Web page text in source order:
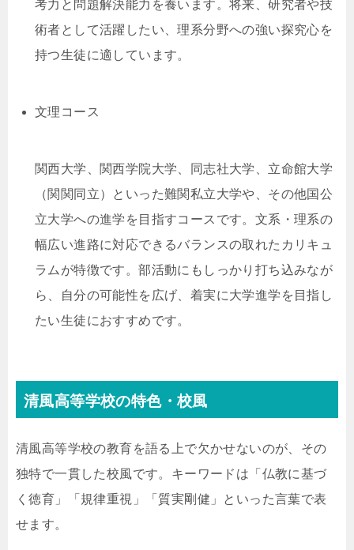
考力と問題解決能力を養います。将来、研究者や技
術者として活躍したい、理系分野への強い探究心を
持つ生徒に適しています。
文理コース
関西大学、関西学院大学、同志社大学、立命館大学
（関関同立）といった難関私立大学や、その他国公
立大学への進学を目指すコースです。文系・理系の
幅広い進路に対応できるバランスの取れたカリキュ
ラムが特徴です。部活動にもしっかり打ち込みなが
ら、自分の可能性を広げ、着実に大学進学を目指し
たい生徒におすすめです。
清風高等学校の特色・校風
清風高等学校の教育を語る上で欠かせないのが、その
独特で一貫した校風です。キーワードは「仏教に基づ
く徳育」「規律重視」「質実剛健」といった言葉で表
せます。